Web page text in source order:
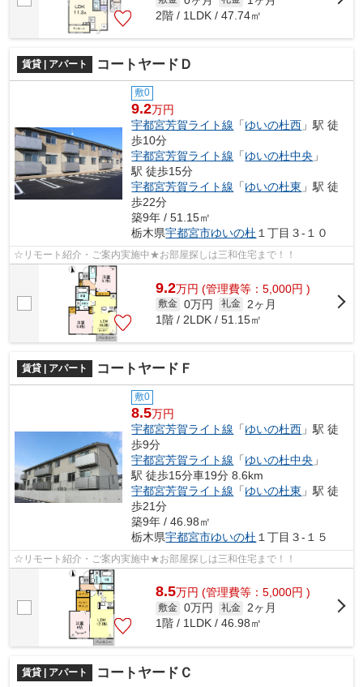
2階 / 1LDK / 47.74㎡
賃貸 | アパート コートヤードＤ
敷0
9.2万円
宇都宮芳賀ライト線 「ゆいの杜西 」駅 徒
歩10分
宇都宮芳賀ライト線 「ゆいの杜中央 」
駅 徒歩15分
宇都宮芳賀ライト線 「ゆいの杜東 」駅 徒
歩22分
築9年 / 51.15㎡
栃木県宇都宮市ゆいの杜 １丁目３-１０
☆リモート紹介・ご案内実施中★お部屋探しは三和住宅まで！！
9.2万円 (管理費等：5,000円 )
敷金 0万円 礼金
2ヶ月
1階 / 2LDK / 51.15㎡
賃貸 | アパート コートヤードＦ
敷0
8.5万円
宇都宮芳賀ライト線 「ゆいの杜西 」駅 徒
歩9分
宇都宮芳賀ライト線 「ゆいの杜中央 」
駅 徒歩15分車19分 8.6km
宇都宮芳賀ライト線 「ゆいの杜東 」駅 徒
歩21分
築9年 / 46.98㎡
栃木県宇都宮市ゆいの杜 １丁目３-１５
☆リモート紹介・ご案内実施中★お部屋探しは三和住宅まで！！
8.5万円 (管理費等：5,000円 )
敷金 0万円 礼金 2ヶ月
1階 / 1LDK / 46.98㎡
賃貸 | アパート コートヤードＣ